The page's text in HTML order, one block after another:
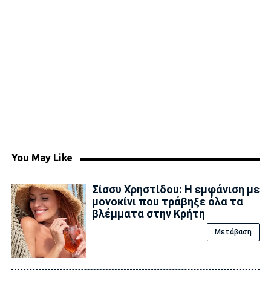
You May Like
Σίσσυ Χρηστίδου: Η εμφάνιση με
μονοκίνι που τράβηξε όλα τα
βλέμματα στην Κρήτη
Μετάβαση